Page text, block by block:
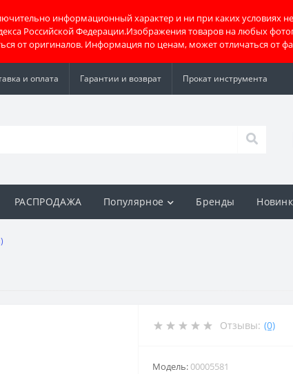
информационный характер и ни при каких условиях
Российской Федерации.Изображения товаров на любых
от оригиналов. Информация по ценам, может отличаться от
и оплата Гарантии и возврат Прокат инструмента
РАСПРОДАЖА Популярное Бренды
Отзывы: (0)
Модель:00005581